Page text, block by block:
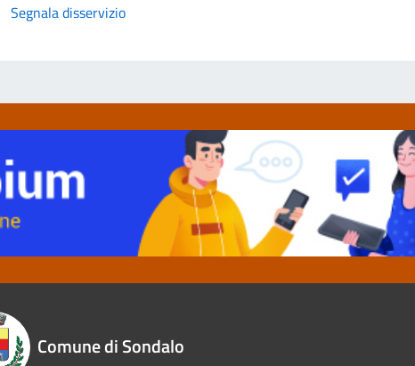
Segnala disservizio
Comune di Sondalo